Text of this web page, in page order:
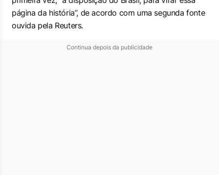
página da história”, de acordo com uma segunda fonte
ouvida pela Reuters.
Continua depois da publicidade